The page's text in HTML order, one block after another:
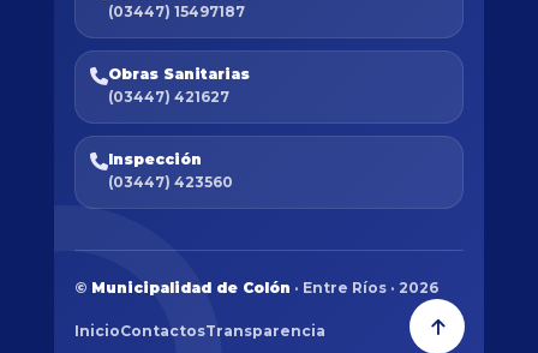
(03447) 15497187
Obras Sanitarias
(03447) 421627
Inspección
(03447) 423560
© Municipalidad de Colón · Entre Ríos · 2026
InicioContactosTransparencia